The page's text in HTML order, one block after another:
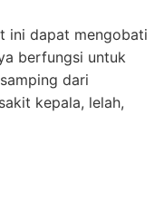
ini dapat mengobati
berfungsi untuk
dari
kepala, lelah,